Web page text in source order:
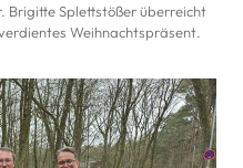
Brigitte Splettstößer überreicht
Weihnachtspräsent.